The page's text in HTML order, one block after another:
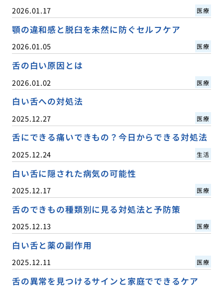
2026.01.17 医療
顎の違和感と脱臼を未然に防ぐセルフケア
2026.01.05 医療
舌の白い原因とは
2026.01.02 医療
白い舌への対処法
2025.12.27 医療
舌にできる痛いできもの？今日からできる対処法
2025.12.24 生活
白い舌に隠された病気の可能性
2025.12.17 医療
舌のできもの種類別に見る対処法と予防策
2025.12.13 医療
白い舌と薬の副作用
2025.12.11 医療
舌の異常を見つけるサインと家庭でできるケア